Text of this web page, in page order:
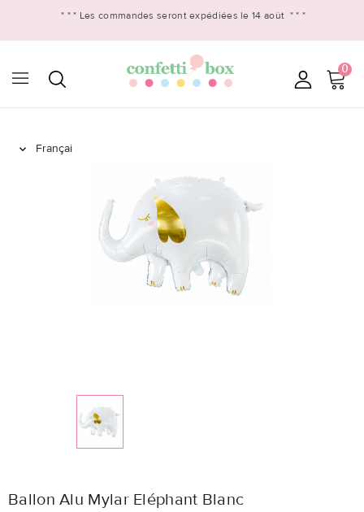
* * * Les commandes seront expédiées le 14 août * * *
0

Ballon Alu Mylar Eléphant Blanc